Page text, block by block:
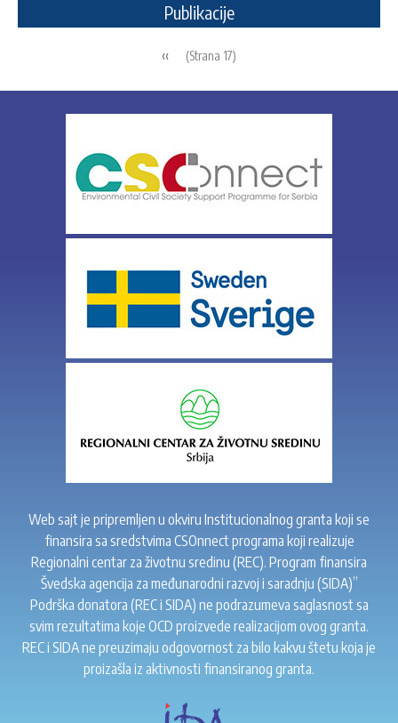
Publikacije
Previous
‹‹ (Strana 17)
Web sajt je pripremljen u okviru Institucionalnog granta koji se
finansira sa sredstvima CSOnnect programa koji realizuje
Regionalni centar za životnu sredinu (REC). Program finansira
Švedska agencija za međunarodni razvoj i saradnju (SIDA)”
Podrška donatora (REC i SIDA) ne podrazumeva saglasnost sa
svim rezultatima koje OCD proizvede realizacijom ovog granta.
REC i SIDA ne preuzimaju odgovornost za bilo kakvu štetu koja je
proizašla iz aktivnosti finansiranog granta.